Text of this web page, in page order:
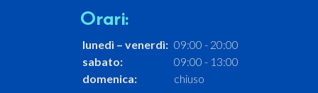
Orari:
lunedì – venerdì: 09:00 - 20:00
sabato:
09:00 - 13:00
domenica:
chiuso